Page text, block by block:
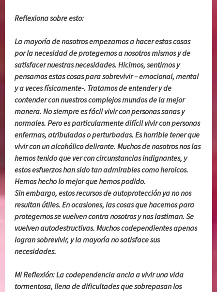
Reflexiona sobre esto:
La mayoría de nosotros empezamos a hacer estas cosas
por la necesidad de protegernos a nosotros mismos y de
satisfacer nuestras necesidades. Hicimos, sentimos y
pensamos estas cosas para sobrevivir – emocional, mental
y a veces físicamente-. Tratamos de entender y de
contender con nuestros complejos mundos de la mejor
manera. No siempre es fácil vivir con personas sanas y
normales. Pero es particularmente difícil vivir con personas
enfermas, atribuladas o perturbadas. Es horrible tener que
vivir con un alcohólico delirante. Muchos de nosotros nos las
hemos tenido que ver con circunstancias indignantes, y
estos esfuerzos han sido tan admirables como heroicos.
Hemos hecho lo mejor que hemos podido.
Sin embargo, estos recursos de autoprotección ya no nos
resultan útiles. En ocasiones, las cosas que hacemos para
protegernos se vuelven contra nosotros y nos lastiman. Se
vuelven autodestructivas. Muchos codependientes apenas
logran sobrevivir, y la mayoría no satisface sus
necesidades.
Mi Reflexión: La codependencia ancla a vivir una vida
tormentosa, llena de dificultades que sobrepasan los